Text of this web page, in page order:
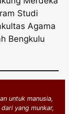
Studi
Agama
Bengkulu
untuk manusia,
yang munkar,